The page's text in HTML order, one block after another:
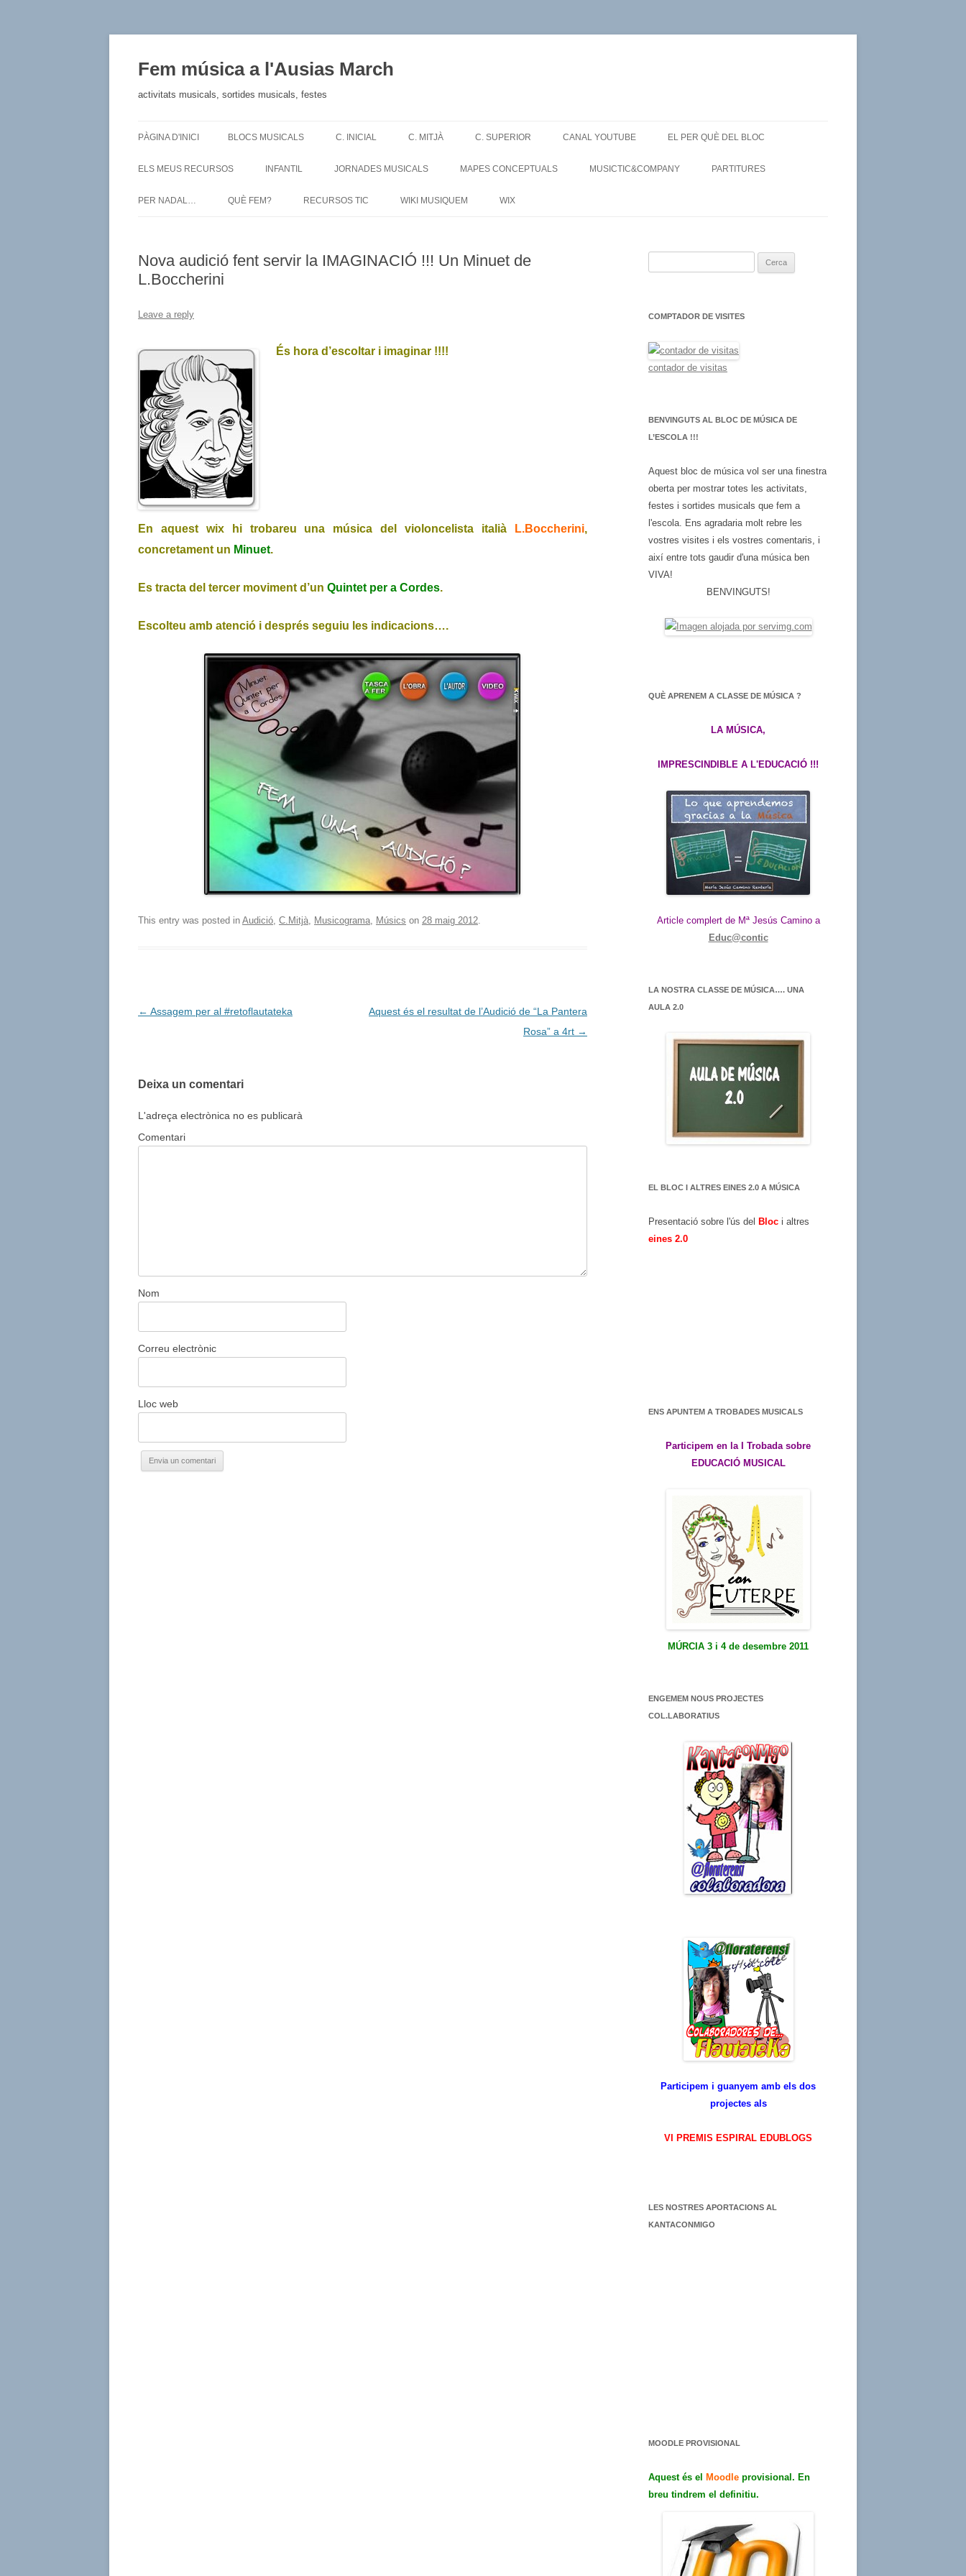
Fem música a l'Ausias March
activitats musicals, sortides musicals, festes
to
PÀGINA D'INICI BLOCS MUSICALS C. INICIAL C. MITJÀ C. SUPERIOR CANAL YOUTUBE EL PER QUÈ DEL BLOC
ELS MEUS RECURSOS INFANTIL JORNADES MUSICALS MAPES CONCEPTUALS MUSICTIC&COMPANY PARTITURES
PER NADAL… QUÈ FEM? RECURSOS TIC WIKI MUSIQUEM WIX
Nova audició fent servir la IMAGINACIÓ !!! Un Minuet de
L.Boccherini
Leave a reply
És hora d’escoltar i imaginar !!!!
En aquest wix hi trobareu una música del violoncelista italià L.Boccherini,
concretament un Minuet.
Es tracta del tercer moviment d’un Quintet per a Cordes.
Escolteu amb atenció i després seguiu les indicacions….
This entry was posted in Audició, C.Mitjà, Musicograma, Músics on 28 maig 2012.
Post
← Assagem per al #retoflautateka
Aquest és el resultat de l’Audició de “La Pantera
Rosa” a 4rt →
Deixa un comentari
L'adreça electrònica no es publicarà
Comentari
Nom
Correu electrònic
Lloc web
c
:
COMPTADOR DE VISITES
contador de visitas
BENVINGUTS AL BLOC DE MÚSICA DE
L’ESCOLA !!!
Aquest bloc de música vol ser una finestra
oberta per mostrar totes les activitats,
festes i sortides musicals que fem a
l'escola. Ens agradaria molt rebre les
vostres visites i els vostres comentaris, i
així entre tots gaudir d'una música ben
VIVA!
BENVINGUTS!
QUÈ APRENEM A CLASSE DE MÚSICA ?
LA MÚSICA,
IMPRESCINDIBLE A L'EDUCACIÓ !!!
Article complert de Mª Jesús Camino a
Educ@contic
LA NOSTRA CLASSE DE MÚSICA…. UNA
AULA 2.0
EL BLOC I ALTRES EINES 2.0 A MÚSICA
Presentació sobre l'ús del Bloc i altres
eines 2.0
ENS APUNTEM A TROBADES MUSICALS
Participem en la I Trobada sobre
EDUCACIÓ MUSICAL
MÚRCIA 3 i 4 de desembre 2011
ENGEMEM NOUS PROJECTES
COL.LABORATIUS
Participem i guanyem amb els dos
projectes als
VI PREMIS ESPIRAL EDUBLOGS
LES NOSTRES APORTACIONS AL
KANTACONMIGO
MOODLE PROVISIONAL
Aquest és el Moodle provisional. En
breu tindrem el definitiu.